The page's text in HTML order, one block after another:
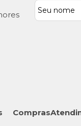
Compras